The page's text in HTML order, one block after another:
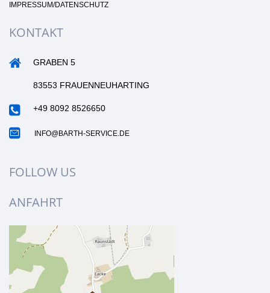
IMPRESSUM/DATENSCHUTZ
KONTAKT
GRABEN 5
83553 FRAUENNEUHARTING
+49 8092 8526650
INFO@BARTH-SERVICE.DE
FOLLOW US
ANFAHRT